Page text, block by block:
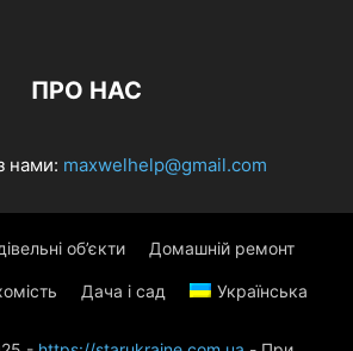
ПРО НАС
нами: maxwelhelp@gmail.com
об’єкти Домашній ремонт
Дача і сад Українська